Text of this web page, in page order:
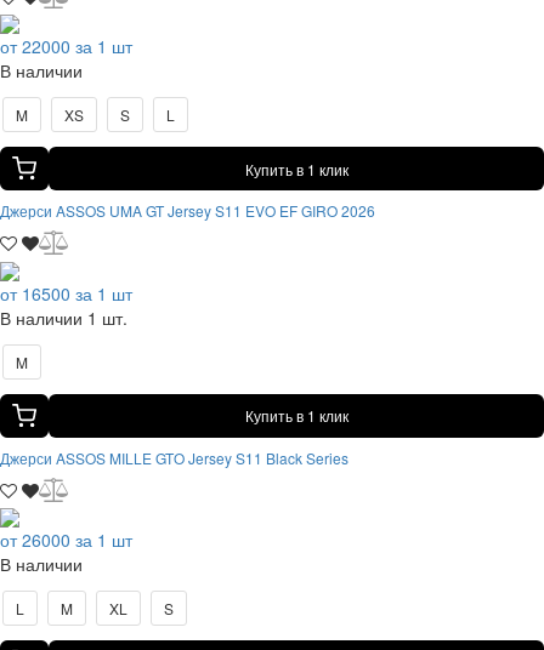
от 22000 за 1 шт
В наличии
M XS S L
Купить в 1 клик
Джерси ASSOS UMA GT Jersey S11 EVO EF GIRO 2026
от 16500 за 1 шт
В наличии 1 шт.
M
Купить в 1 клик
Джерси ASSOS MILLE GTO Jersey S11 Black Series
от 26000 за 1 шт
В наличии
L M XL S